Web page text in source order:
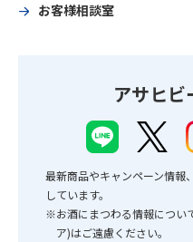
お客様相談室
アサヒビ
最新商品やキャンペーン情報
しています。
※お酒にまつわる情報につい
ア)はご遠慮ください。